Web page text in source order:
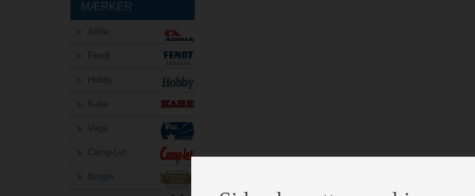
MÆRKER
Adria
Fendt
Hobby
Kabe
Vega
Camp-Let
Brugte